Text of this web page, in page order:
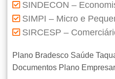
SINDECON –
SIMPI – Micro e
SIRCESP –
Plano Bradesco Saúde
Documentos Plano